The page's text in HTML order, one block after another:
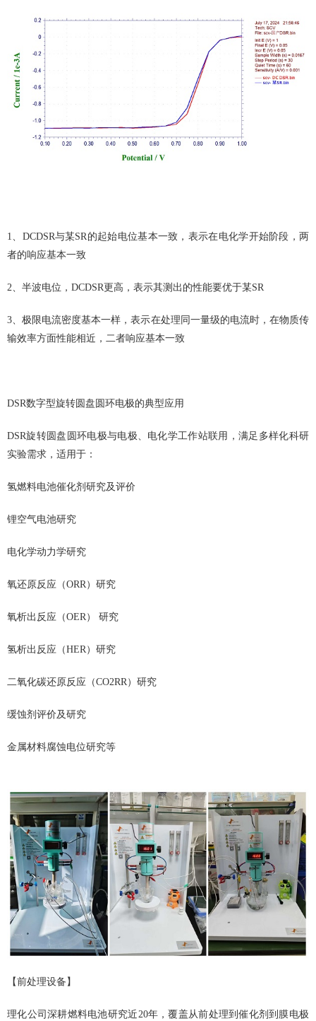
1、DCDSR与某SR的起始电位基本一致，表示在电化学开始阶段，两
者的响应基本一致
2、半波电位，DCDSR更高，表示其测出的性能要优于某SR
3、极限电流密度基本一样，表示在处理同一量级的电流时，在物质传
输效率方面性能相近，二者响应基本一致
DSR数字型旋转圆盘圆环电极的典型应用
DSR旋转圆盘圆环电极与电极、电化学工作站联用，满足多样化科研
实验需求，适用于：
氢燃料电池催化剂研究及评价
锂空气电池研究
电化学动力学研究
氧还原反应（ORR）研究
氧析出反应（OER） 研究
氢析出反应（HER）研究
二氧化碳还原反应（CO2RR）研究
缓蚀剂评价及研究
金属材料腐蚀电位研究等
【前处理设备】
理化公司深耕燃料电池研究近20年，覆盖从前处理到催化剂到膜电极